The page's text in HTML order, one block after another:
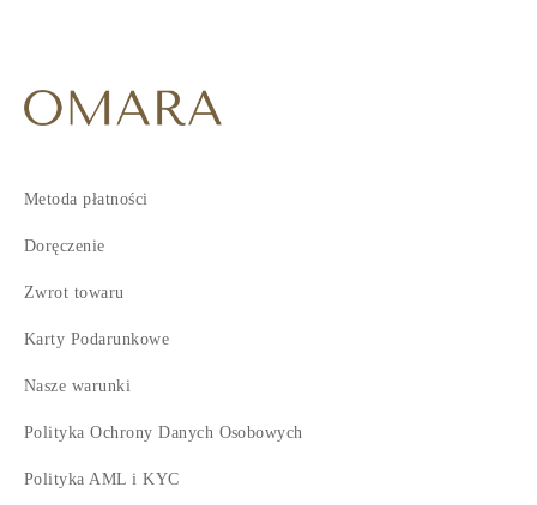
Metoda płatności
Doręczenie
Zwrot towaru
Karty Podarunkowe
Nasze warunki
Polityka Ochrony Danych Osobowych
Polityka AML i KYC